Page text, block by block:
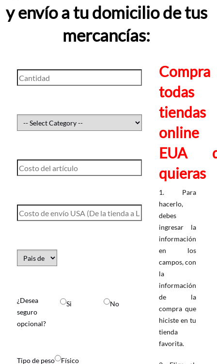
y envío a tu domicilio de tus
mercancías:
¿Desea
seguro
opcional?
Si No
Tipo de peso Físico
todas
tiendas
online
EUA
quieras
1. Para
hacerlo,
debes
ingresar la
información
en los
campos, con
la
información
de la
compra que
hiciste en tu
tienda
favorita.